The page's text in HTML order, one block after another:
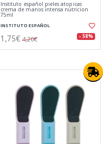
Instituto español pieles atopicas
crema de manos intensa nutricion
75ml
INSTITUTO ESPAÑOL
1,75€ 4,20€ - 58%